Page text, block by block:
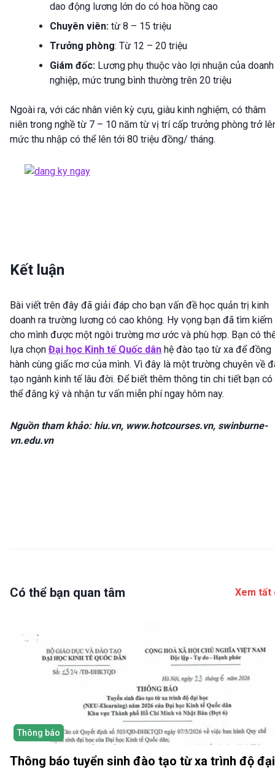
dao động lương lớn do có hoa hồng cao
Chuyên viên: từ 8 – 15 triệu
Trưởng phòng: Từ 12 – 20 triệu
Giám đốc: Lương phụ thuộc vào lợi nhuận của doanh
nghiệp, mức trung bình thường trên 20 triệu
Ngoài ra, với các nhân viên kỳ cựu, giàu kinh nghiệm, có thâm
niên trong nghề từ 7 – 10 năm từ vị trí cấp trưởng phòng trở
mức thu nhập có thể lên tới 80 triệu đồng/ tháng.
Kết luận
Bài viết trên đây đã giải đáp cho bạn vấn đề học quản trị kinh
doanh ra trường lương có cao không. Hy vọng bạn đã tìm kiếm
cho mình được một ngôi trường mơ ước và phù hợp. Bạn có
lựa chọn Đại học Kinh tế Quốc dân hệ đào tạo từ xa để đồng
hành cùng giấc mơ của mình. Vì đây là một trường chuyên về
tạo ngành kinh tế lâu đời. Để biết thêm thông tin chi tiết bạn có
thể đăng ký và nhận tư vấn miễn phí ngay hôm nay.
Nguồn tham khảo: hiu.vn, www.hotcourses.vn, swinburne-
vn.edu.vn
Có thể bạn quan tâm Xem tất
Thông báo
Thông báo tuyển sinh đào tạo từ xa trình độ đại